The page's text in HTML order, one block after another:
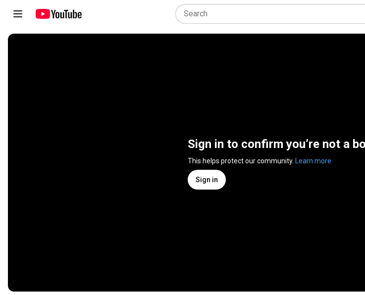
Sign in to confirm you’re not a
This helps protect our community. Learn more
Sign in